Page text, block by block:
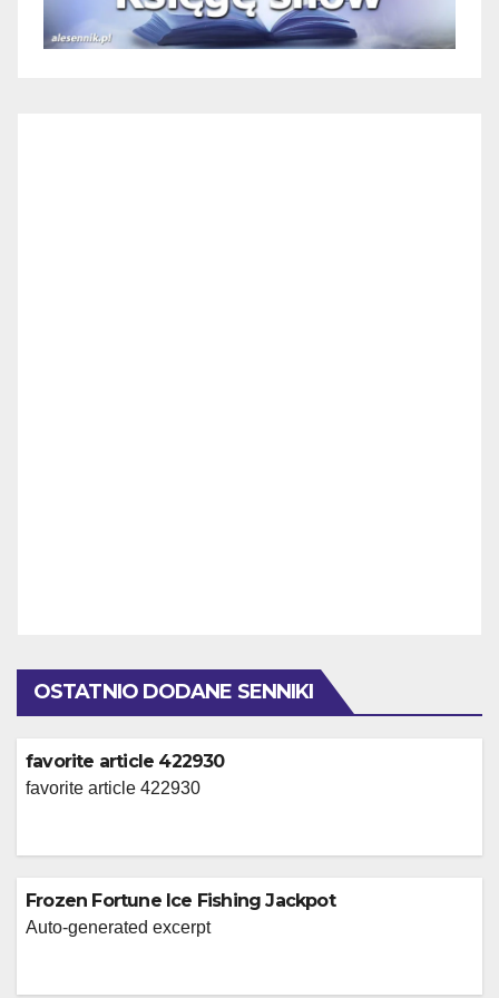
OSTATNIO DODANE SENNIKI
favorite article 422930
favorite article 422930
Frozen Fortune Ice Fishing Jackpot
Auto-generated excerpt